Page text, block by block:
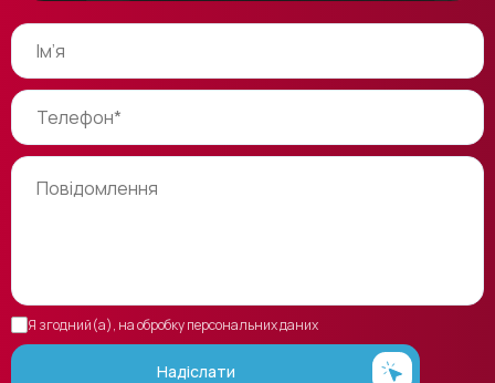
Я згодний(а), на обробку персональних даних
Надіслати